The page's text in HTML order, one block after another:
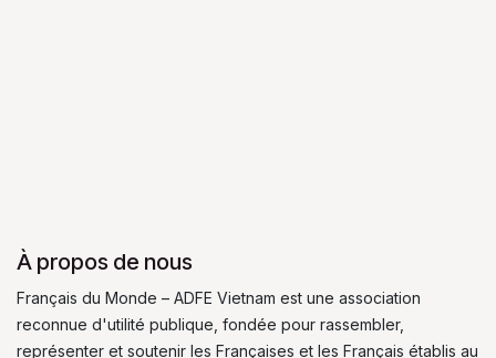
À propos de nous
Français du Monde – ADFE Vietnam est une association
reconnue d'utilité publique, fondée pour rassembler,
représenter et soutenir les Françaises et les Français établis au